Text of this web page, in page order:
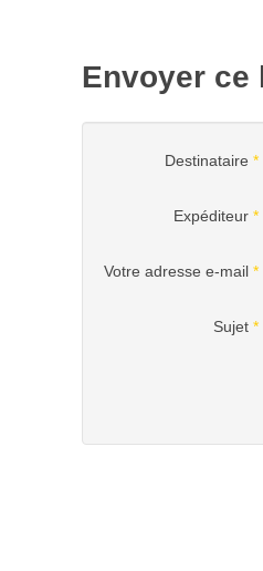
Envoyer ce
Destinataire *
Expéditeur *
Votre adresse e-mail *
Sujet *